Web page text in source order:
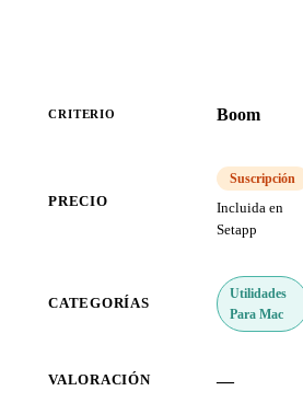
CRITERIO Boom
PRECIO
Suscripción
Incluida en
Setapp
CATEGORÍAS
Utilidades
Para Mac
VALORACIÓN —